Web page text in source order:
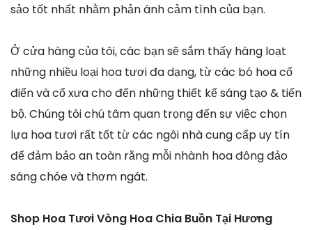
sảo tốt nhất nhằm phản ánh cảm tình của bạn.
Ở cửa hàng của tôi, các bạn sẽ sắm thấy hàng loạt
những nhiều loại hoa tươi đa dạng, từ các bó hoa cổ
điển và cổ xưa cho đến những thiết kế sáng tạo & tiến
bộ. Chúng tôi chú tâm quan trọng đến sự việc chọn
lựa hoa tươi rất tốt từ các ngôi nhà cung cấp uy tín
để đảm bảo an toàn rằng mỗi nhành hoa đông đảo
sáng chóe và thơm ngát.
Shop Hoa Tươi Vòng Hoa Chia Buồn Tại Hương